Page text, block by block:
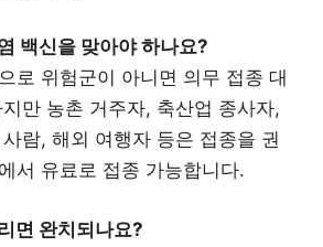
백신을 맞아야 하나요?
로 위험군이 아니면 의무 접종 대
만 농촌 거주자, 축산업 종사자,
람, 해외 여행자 등은 접종을 권
서 유료로 접종 가능합니다.
면 완치되나요?